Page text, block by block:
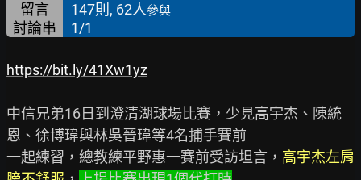
留言
147則, 62人參與
討論串 1/1
https://bit.ly/41Xw1yz
中信兄弟16日到澄清湖球場比賽，少見高宇杰、陳統
恩、徐博瑋與林吳晉瑋等4名捕手賽前
一起練習，總教練平野惠一賽前受訪坦言， 高宇杰左肩